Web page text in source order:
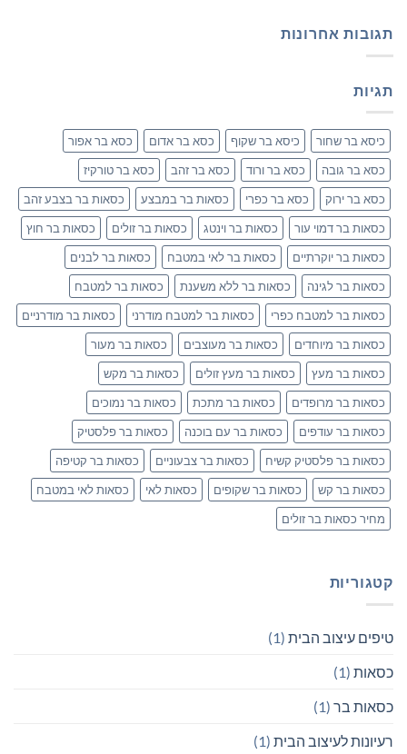
תגובות אחרונות
תגיות
כיסא בר שחור כיסא בר שקוף כסא בר אדום
כסא בר אפור
כסא בר גובה
כסא בר ורוד כסא בר זהב
כסא בר טורקיז
כסא בר ירוק
כסא בר כפרי כסאות בר במבצע
כסאות בר בצבע זהב
כסאות בר דמוי עור
כסאות בר וינטג כסאות בר זולים
כסאות בר חוץ
כסאות בר יוקרתיים
כסאות בר לאי במטבח
כסאות בר לבנים
כסאות בר לגינה
כסאות בר ללא משענת
כסאות בר למטבח
כסאות בר למטבח כפרי
כסאות בר למטבח מודרני
כסאות בר מודרניים
כסאות בר מיוחדים
כסאות בר מעוצבים
כסאות בר מעור
כסאות בר מעץ
כסאות בר מעץ זולים
כסאות בר מקש
כסאות בר מרופדים
כסאות בר מתכת
כסאות בר נמוכים
כסאות בר עודפים
כסאות בר עם בוכנה
כסאות בר פלסטיק
כסאות בר פלסטיק קשיח
כסאות בר צבעוניים
כסאות בר קטיפה
כסאות בר קש
כסאות בר שקופים כסאות לאי
כסאות לאי במטבח
מחיר כסאות בר זולים
קטגוריות
טיפים עיצוב הבית (1)
כסאות (1)
כסאות בר (1)
רעיונות לעיצוב הבית (1)